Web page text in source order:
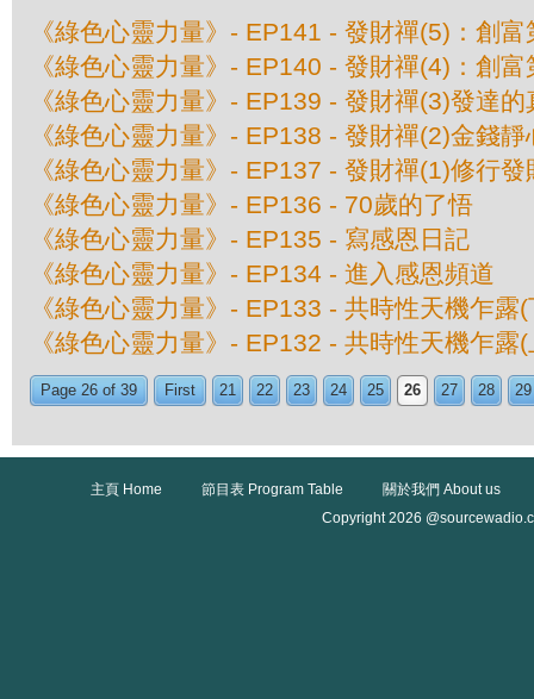
《綠色心靈力量》- EP141 - 發財禪(5)：創
《綠色心靈力量》- EP140 - 發財禪(4)：創
《綠色心靈力量》- EP139 - 發財禪(3)發達的
《綠色心靈力量》- EP138 - 發財禪(2)金錢靜
《綠色心靈力量》- EP137 - 發財禪(1)修行
《綠色心靈力量》- EP136 - 70歲的了悟
《綠色心靈力量》- EP135 - 寫感恩日記
《綠色心靈力量》- EP134 - 進入感恩頻道
《綠色心靈力量》- EP133 - 共時性天機乍露(
《綠色心靈力量》- EP132 - 共時性天機乍露(
Page 26 of 39 First 21 22 23 24 25 26 27 28 29
主頁 Home 節目表 Program Table
關於我們 About us
Copyright 2026